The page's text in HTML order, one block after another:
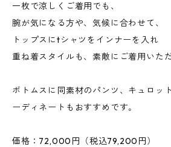
一枚で涼しくご着用でも、
腕が気になる方や、気候に合わせて、
トップスにtシャツをインナーを入れ
重ね着スタイルも、素敵にご着用いた
ボトムスに同素材のパンツ、キュロッ
ーディネートもおすすめです｡
価格：72,000円（税込79,200円）